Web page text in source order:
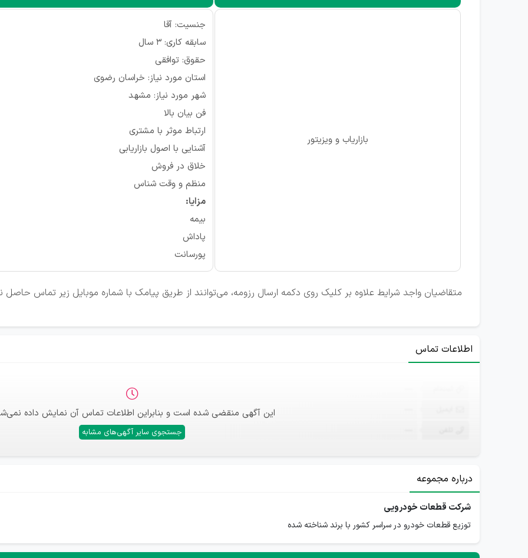
بازاریاب و ویزیتور
جنسیت: آقا
سابقه کاری: 3 سال
حقوق: توافقی
استان مورد نیاز: خراسان رضوی
شهر مورد نیاز: مشهد
فن بیان بالا
ارتباط موثر با مشتری
آشنایی با اصول بازاریابی
خلاق در فروش
منظم و وقت شناس
مزایا:
بیمه
پاداش
پورسانت
متقاضیان واجد شرایط علاوه بر کلیک روی دکمه ارسال رزومه، می‌توانند از طریق پیامک با شماره موبایل زیر تماس حاصل
اطلاعات تماس
این آگهی منقضی شده است و بنابراین اطلاعات تماس آن نمایش داده
جستجوی سایر آگهی‌های مشابه
درباره مجموعه
شرکت قطعات خودرویی
توزیع قطعات خودرو در سراسر کشور با برند شناخته شده